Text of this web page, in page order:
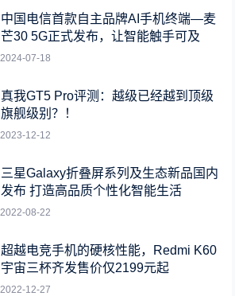
中国电信首款自主品牌AI手机终端—麦
芒30 5G正式发布，让智能触手可及
2024-07-18
真我GT5 Pro评测：越级已经越到顶级
旗舰级别？！
2023-12-12
三星Galaxy折叠屏系列及生态新品国内
发布 打造高品质个性化智能生活
2022-08-22
超越电竞手机的硬核性能，Redmi K60
宇宙三杯齐发售价仅2199元起
2022-12-27